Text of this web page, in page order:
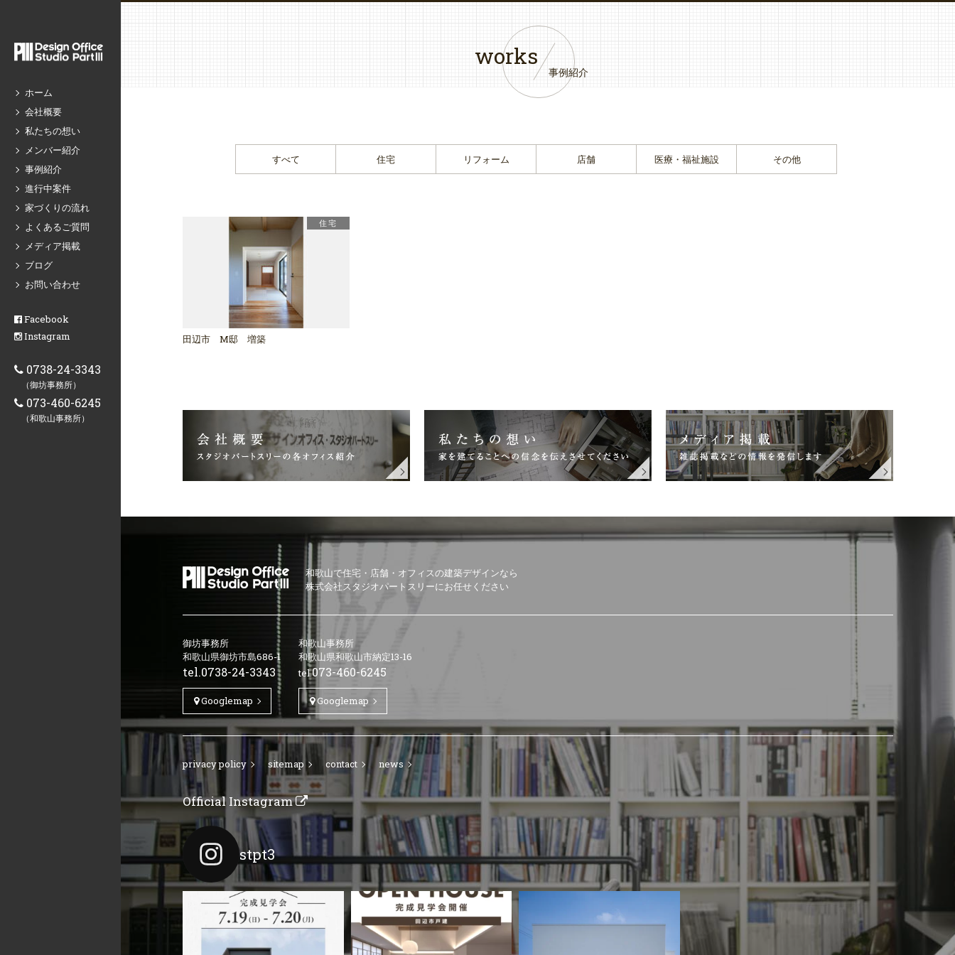
ホーム
会社概要
私たちの想い
メンバー紹介
事例紹介
進行中案件
家づくりの流れ
よくあるご質問
メディア掲載
ブログ
お問い合わせ
Facebook
Instagram
0738-24-3343
（御坊事務所）
073-460-6245
（和歌山事務所）
事例紹介
works
すべて 住宅 リフォーム 店舗 医療・福祉施設 その他
住宅
田辺市 M邸 増築
和歌山で住宅・店舗・オフィスの建築デザインなら
株式会社スタジオパートスリーにお任せください
御坊事務所
和歌山県御坊市島686-1
tel.0738-24-3343
Googlemap
和歌山事務所
和歌山県和歌山市納定13-16
tel.073-460-6245
Googlemap
privacy policy sitemap contact news
Official Instagram
stpt3